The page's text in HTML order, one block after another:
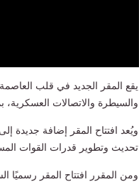
والسيطرة والاتصالات العسكرية،
ويُعد افتتاح المقر إضافة جديدة
تحديث وتطوير قدرات القوات
ومن المقرر افتتاح المقر رسميًا السبت 4 يوليو 2026 في تمام الساعة